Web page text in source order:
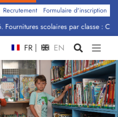
scolaires par classe :
Recrutement Formulaire d'inscription
FR EN